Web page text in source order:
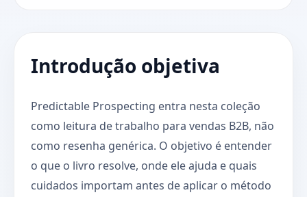
Introdução objetiva
Predictable Prospecting entra nesta coleção
como leitura de trabalho para vendas B2B, não
como resenha genérica. O objetivo é entender
o que o livro resolve, onde ele ajuda e quais
cuidados importam antes de aplicar o método